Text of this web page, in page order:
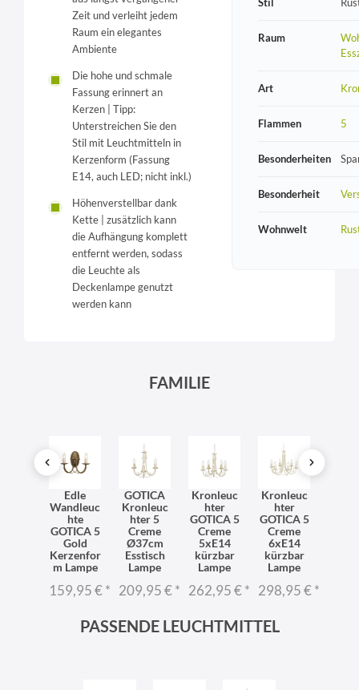
Zeit und verleiht jedem
Raum ein elegantes
Ambiente
Die hohe und schmale
Fassung erinnert an
Kerzen | Tipp:
Unterstreichen Sie den
Stil mit Leuchtmitteln in
Kerzenform (Fassung
E14, auch LED; nicht inkl.)
Höhenverstellbar dank
Kette | zusätzlich kann
die Aufhängung komplett
entfernt werden, sodass
die Leuchte als
Deckenlampe genutzt
werden kann
Raum
Art
Flammen 5
Besonderheiten
Besonderheit
Wohnwelt
FAMILIE
Edle
Wandleuc
hte
GOTICA 5
Gold
Kerzenfor
m Lampe
159,95 €*
GOTICA
Kronleuc
hter 5
Creme
Ø37cm
Esstisch
Lampe
209,95 €*
Kronleuc
hter
GOTICA 5
Creme
5xE14
kürzbar
Lampe
262,95 €*
Kronleuc
hter
GOTICA 5
Creme
6xE14
kürzbar
Lampe
298,95 €*
PASSENDE LEUCHTMITTEL